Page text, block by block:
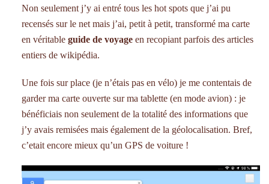
Non seulement j’y ai entré tous les hot spots que j’ai pu
recensés sur le net mais j’ai, petit à petit, transformé ma carte
en véritable guide de voyageen recopiant parfois des articles
entiers de wikipédia.
Une fois sur place (je n’étais pas en vélo) je me contentais de
garder ma carte ouverte sur ma tablette (en mode avion) : je
bénéficiais non seulement de la totalité des informations que
j’y avais remisées mais également de la géolocalisation. Bref,
c’etait encore mieux qu’un GPS de voiture !